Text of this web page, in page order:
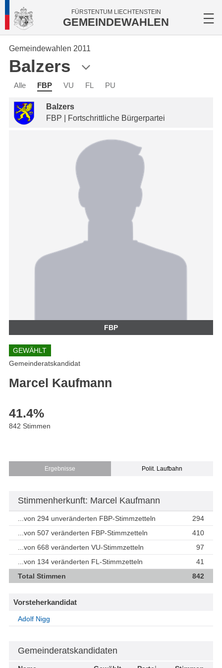
FÜRSTENTUM LIECHTENSTEIN
GEMEINDEWAHLEN
Gemeindewahlen 2011
Balzers
Alle FBP VU FL PU
Balzers
FBP | Fortschrittliche Bürgerpartei
FBP
GEWÄHLT
Gemeinderatskandidat
Marcel Kaufmann
41.4%
842 Stimmen
Ergebnisse Polit. Laufbahn
Stimmenherkunft: Marcel Kaufmann
...von 294 unveränderten FBP-Stimmzetteln
294
...von 507 veränderten FBP-Stimmzetteln
410
...von 668 veränderten VU-Stimmzetteln
97
...von 134 veränderten FL-Stimmzetteln
41
Total Stimmen
842
Vorsteherkandidat
Adolf Nigg
Gemeinderatskandidaten